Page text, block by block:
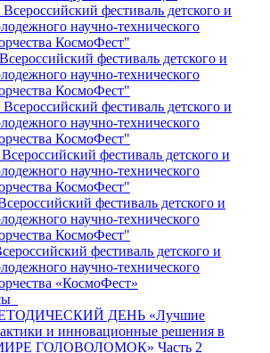
фестиваль детского и
научно-технического
КосмоФест"
фестиваль детского и
научно-технического
КосмоФест"
фестиваль детского и
научно-технического
КосмоФест"
фестиваль детского и
научно-технического
КосмоФест"
фестиваль детского и
научно-технического
КосмоФест"
фестиваль детского и
научно-технического
«КосмоФест»
ДЕНЬ «Лучшие
и инновационные решения в
ГОЛОВОЛОМОК» Часть 2